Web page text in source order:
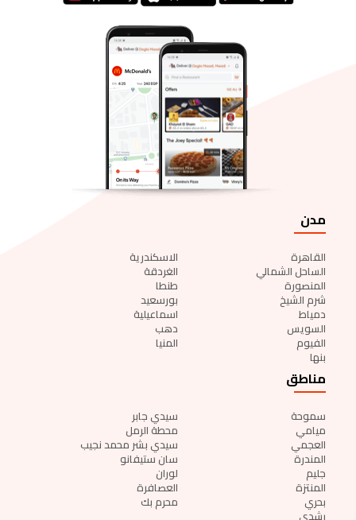
مدن
القاهرة الاسكندرية
الساحل الشمالي الغردقة
المنصورة طنطا
شرم الشيخ بورسعيد
دمياط اسماعيلية
السويس دهب
الفيوم المنيا
بنها
مناطق
سموحة سيدي جابر
ميامي محطة الرمل
العجمي سيدي بشر محمد نجيب
المندرة سان ستيفانو
جليم لوران
المنتزة العصافرة
بحري محرم بك
رشدي